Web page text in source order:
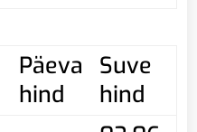
Päeva
hind
Suve
hind